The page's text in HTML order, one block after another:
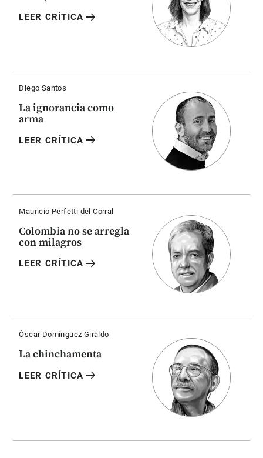
LEER CRÍTICA arrow_right_alt
Diego Santos
La ignorancia como
arma
LEER CRÍTICA arrow_right_alt
Mauricio Perfetti del Corral
Colombia no se arregla
con milagros
LEER CRÍTICA arrow_right_alt
Óscar Domínguez Giraldo
La chinchamenta
LEER CRÍTICA arrow_right_alt